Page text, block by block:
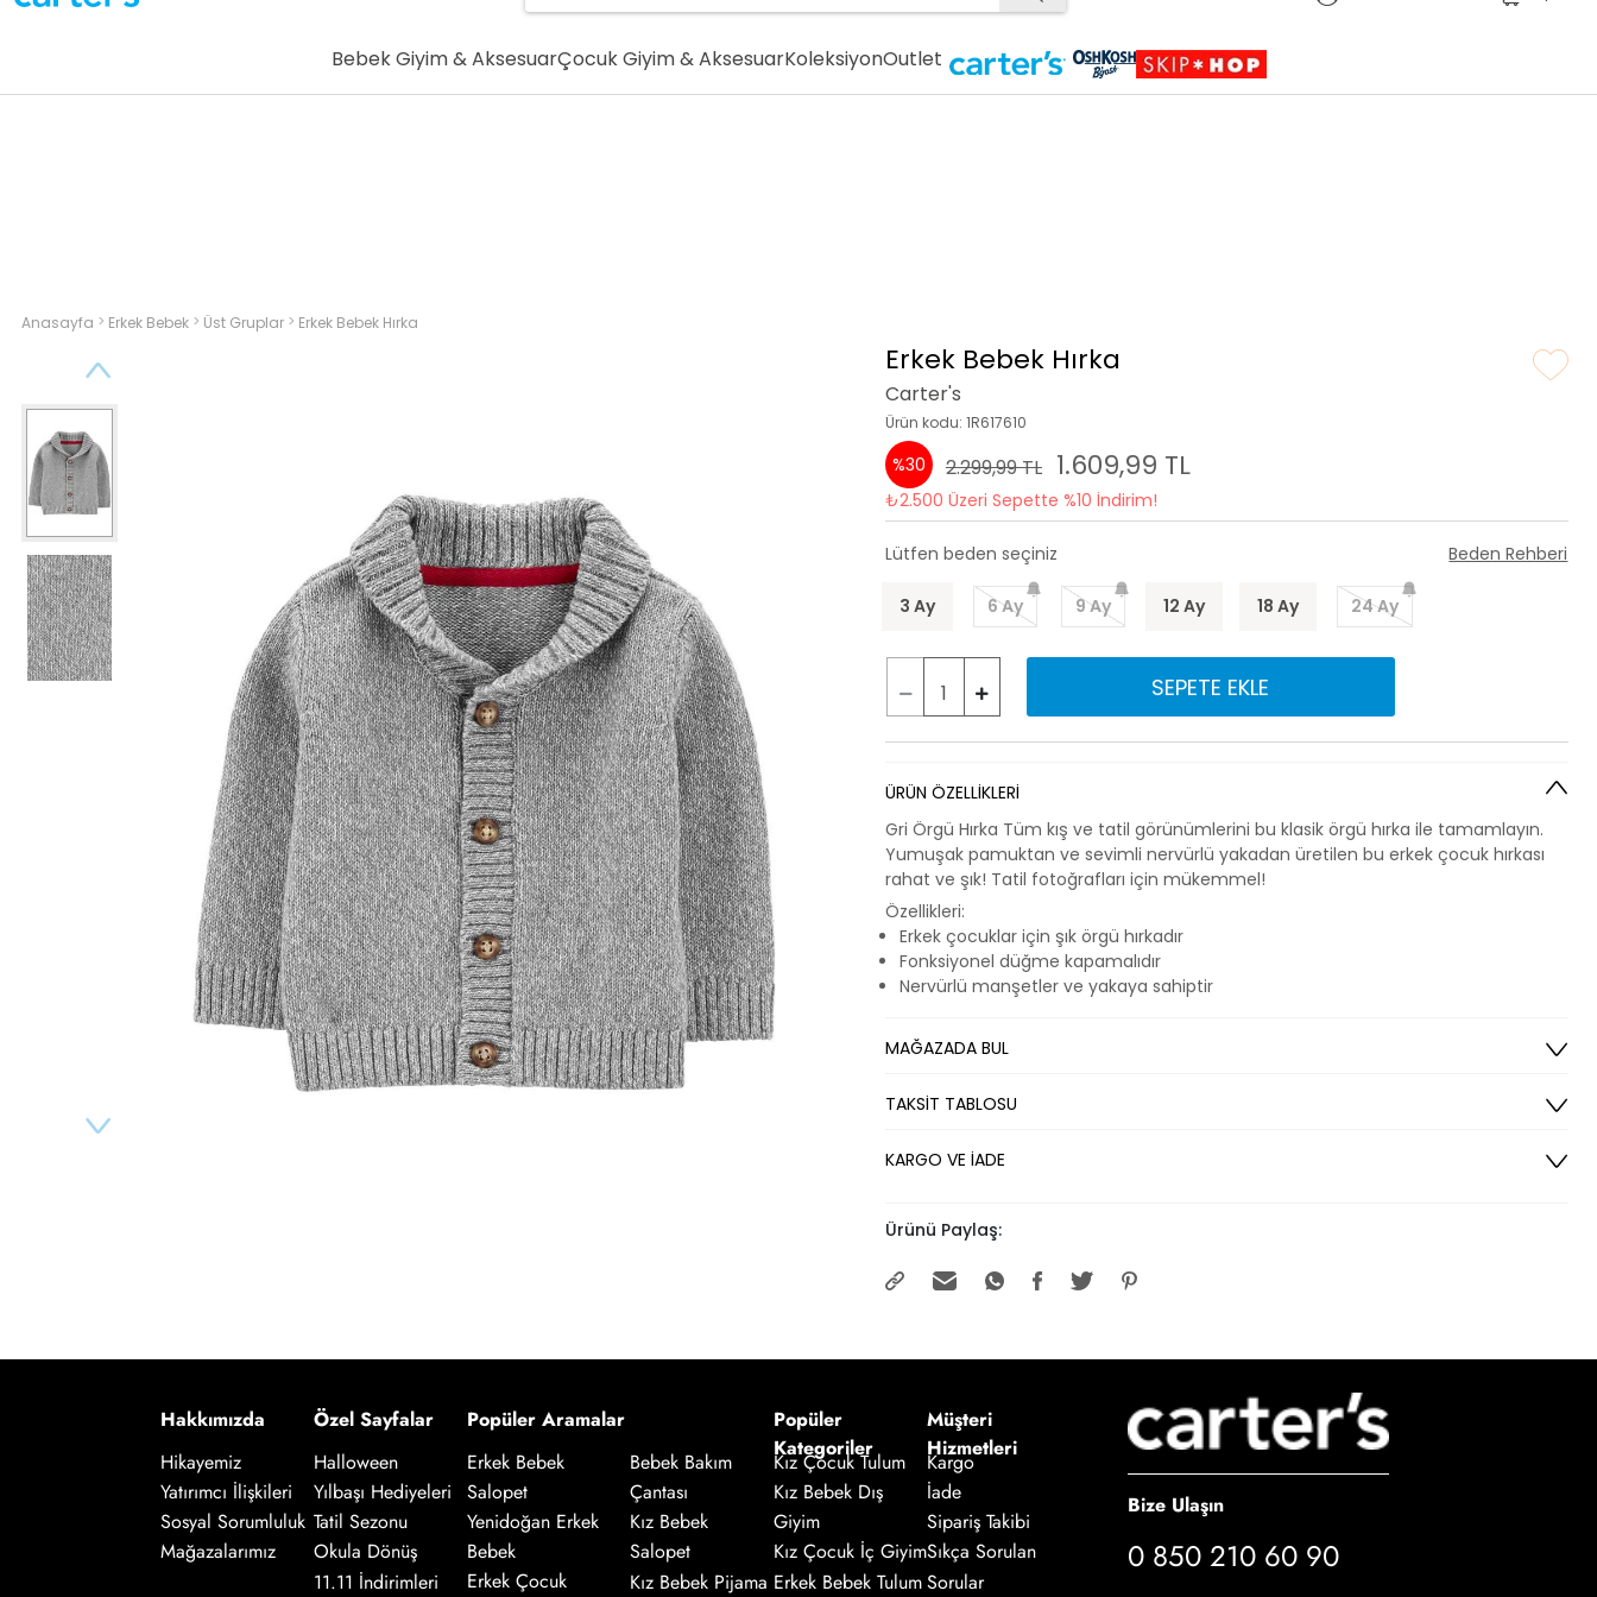
Bebek Giyim & AksesuarÇocuk Giyim & AksesuarKoleksiyonOutlet
Anasayfa > Erkek Bebek > Üst Gruplar > Erkek Bebek Hırka
Erkek Bebek Hırka
Carter's
Ürün kodu: 1R617610
%30 2.299,99 TL 1.609,99 TL
₺2.500 Üzeri Sepette %10 İndirim!
Lütfen beden seçiniz Beden Rehberi
3 Ay 6 Ay 9 Ay 12 Ay 18 Ay 24 Ay
SEPETE EKLE
ÜRÜN ÖZELLİKLERİ
Gri Örgü Hırka Tüm kış ve tatil görünümlerini bu klasik örgü hırka ile tamamlayın.
Yumuşak pamuktan ve sevimli nervürlü yakadan üretilen bu erkek çocuk hırkası
rahat ve şık! Tatil fotoğrafları için mükemmel!
Özellikleri:
Erkek çocuklar için şık örgü hırkadır
Fonksiyonel düğme kapamalıdır
Nervürlü manşetler ve yakaya sahiptir
MAĞAZADA BUL
TAKSİT TABLOSU
KARGO VE İADE
Ürünü Paylaş:
Hakkımızda
Hikayemiz
Yatırımcı İlişkileri
Sosyal Sorumluluk
Mağazalarımız
Özel Sayfalar
Halloween
Yılbaşı Hediyeleri
Tatil Sezonu
Okula Dönüş
11.11 İndirimleri
Popüler Aramalar
Erkek Bebek
Salopet
Yenidoğan Erkek
Bebek
Erkek Çocuk
Bebek Bakım
Çantası
Kız Bebek
Salopet
Kız Bebek Pijama
Popüler
Kategoriler
Kız Çocuk Tulum
Kız Bebek Dış
Giyim
Kız Çocuk İç Giyim
Erkek Bebek Tulum
Müşteri
Hizmetleri
Kargo
İade
Sipariş Takibi
Sıkça Sorulan
Sorular
Bize Ulaşın
0 850 210 60 90